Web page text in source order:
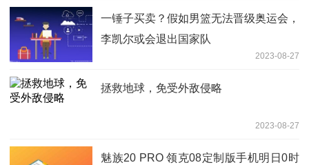
一锤子买卖？假如男篮无法晋级奥运会，
李凯尔或会退出国家队
2023-08-27
拯救地球，免受外敌侵略
2023-08-27
魅族20 PRO 领克08定制版手机明日0时